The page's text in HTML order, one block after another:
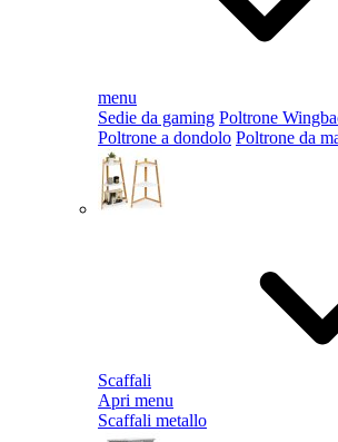
menu
Sedie da gaming Poltrone
Poltrone a dondolo Poltrone da
Scaffali
Apri menu
Scaffali metallo